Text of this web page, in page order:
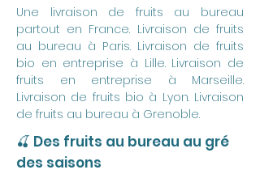
Une livraison de fruits au bureau
partout en France. Livraison de fruits
au bureau à Paris. Livraison de fruits
bio en entreprise à Lille. Livraison de
fruits en entreprise à Marseille.
Livraison de fruits bio à Lyon. Livraison
de fruits au bureau à Grenoble.
🍒 Des fruits au bureau au gré
des saisons